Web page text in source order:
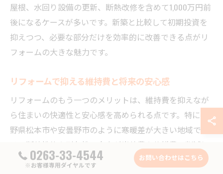
屋根、水回り設備の更新、断熱改修を含めて1,000万円前
後になるケースが多いです。新築と比較して初期投資を
抑えつつ、必要な部分だけを効率的に改善できる点がリ
フォームの大きな魅力です。
リフォームで抑える維持費と将来の安心感
リフォームのもう一つのメリットは、維持費を抑えなが
ら住まいの快適性と安心感を高められる点です。特に長
野県松本市や安曇野市のように寒暖差が大きい地域で
は、断熱性能や耐久性の向上が光熱費や修繕費の削減に
直結します。最新の断熱材やサッシに交換することで、
0263-33-4544
※お客様専用ダイヤルです
お問い合わせはこちら